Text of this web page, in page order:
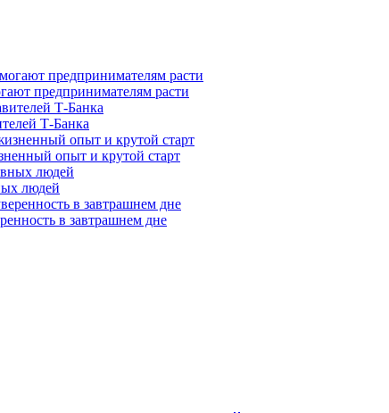
предпринимателям расти
Т-Банка
опыт и крутой старт
людей
в завтрашнем дне